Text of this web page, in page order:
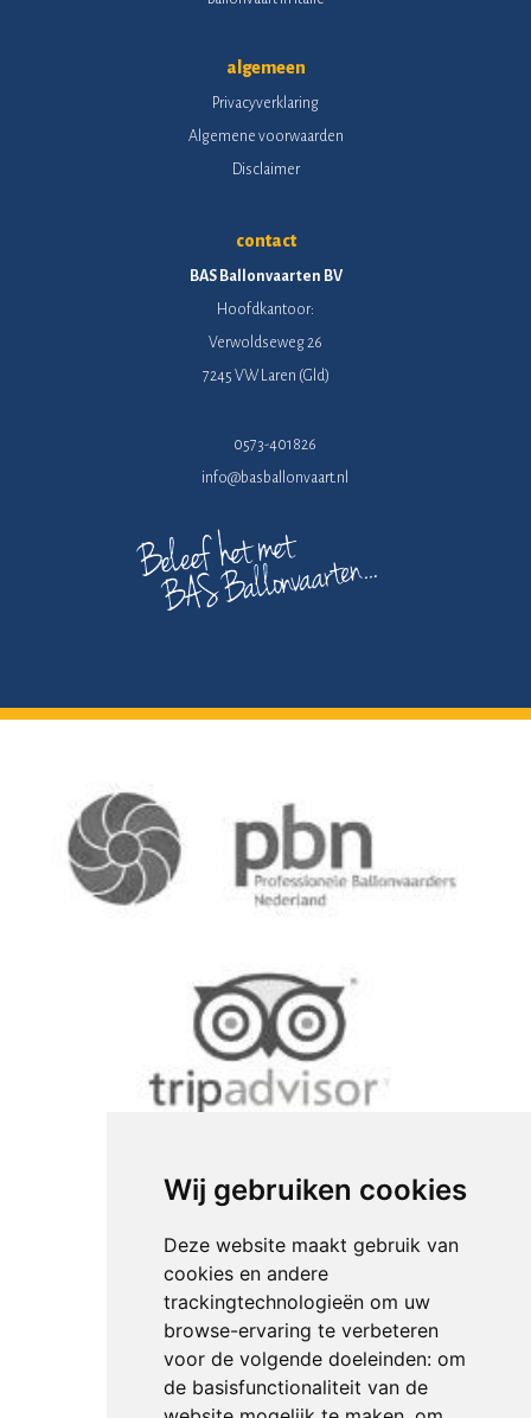
Wij gebruiken cookies
Deze website maakt gebruik van
cookies en andere
trackingtechnologieën om uw
browse-ervaring te verbeteren
voor de volgende doeleinden: om
de basisfunctionaliteit van de
algemeen
Privacyverklaring
Algemene voorwaarden
Disclaimer
contact
BAS Ballonvaarten BV
Hoofdkantoor:
Verwoldseweg 26
7245 VW Laren (Gld)
0573-401826
info@basballonvaart.nl